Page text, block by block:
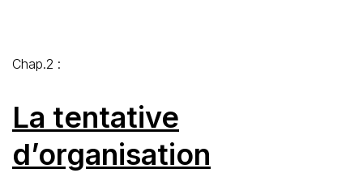
Chap.2 :
La tentative
d’organisation